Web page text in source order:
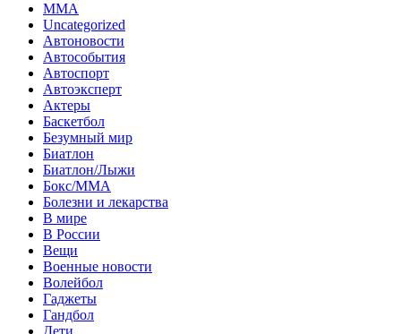
MMA
Uncategorized
Автоновости
Автособытия
Автоспорт
Автоэксперт
Актеры
Баскетбол
Безумный мир
Биатлон
Биатлон/Лыжи
Бокс/MMA
Болезни и лекарства
В мире
В России
Вещи
Военные новости
Волейбол
Гаджеты
Гандбол